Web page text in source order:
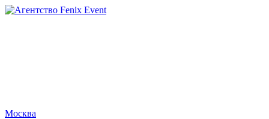
Агентство
Москва